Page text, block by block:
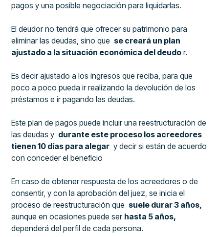
pagos y una posible negociación para liquidarlas.
El deudor no tendrá que ofrecer su patrimonio para
eliminar las deudas, sino que se creará un plan
ajustado a la situación económica del deudo r.
Es decir ajustado a los ingresos que reciba, para que
poco a poco pueda ir realizando la devolución de los
préstamos e ir pagando las deudas.
Este plan de pagos puede incluir una reestructuración de
las deudas y durante este proceso los acreedores
tienen 10 días para alegar y decir si están de acuerdo
con conceder el beneficio
En caso de obtener respuesta de los acreedores o de
consentir, y con la aprobación del juez, se inicia el
proceso de reestructuración que suele durar 3 años,
aunque en ocasiones puede ser hasta 5 años,
dependerá del perfil de cada persona.